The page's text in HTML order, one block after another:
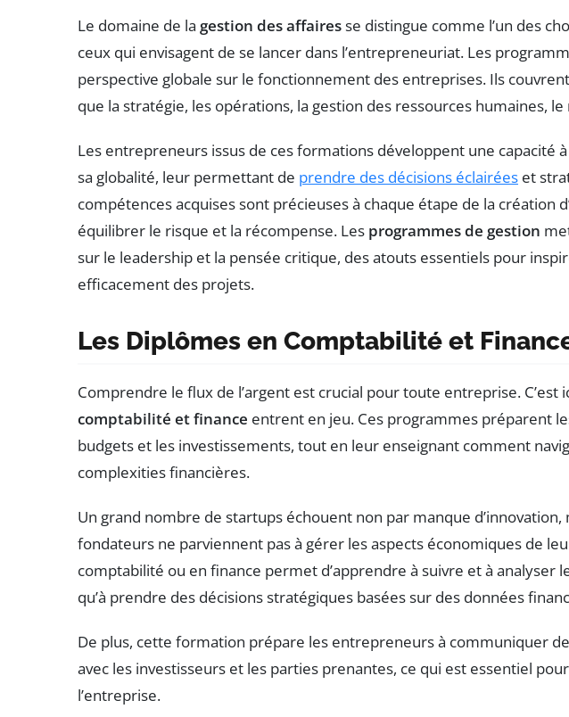
Le domaine de la gestion des affairesse distingue comme l’un des
ceux qui envisagent de se lancer dans l’entrepreneuriat. Les
perspective globale sur le fonctionnement des entreprises. Ils
que la stratégie, les opérations, la gestion des ressources humaines,
Les entrepreneurs issus de ces formations développent une capacité
sa globalité, leur permettant de prendre des décisions éclairées et
compétences acquises sont précieuses à chaque étape de la création
équilibrer le risque et la récompense. Les programmes de gestion
sur le leadership et la pensée critique, des atouts essentiels pour
efficacement des projets.
Les Diplômes en Comptabilité et
Comprendre le flux de l’argent est crucial pour toute entreprise. C’est
comptabilité et finance entrent en jeu. Ces programmes préparent
budgets et les investissements, tout en leur enseignant comment
complexities financières.
Un grand nombre de startups échouent non par manque d’innovation,
fondateurs ne parviennent pas à gérer les aspects économiques de
comptabilité ou en finance permet d’apprendre à suivre et à analyser
qu’à prendre des décisions stratégiques basées sur des données
De plus, cette formation prépare les entrepreneurs à communiquer
avec les investisseurs et les parties prenantes, ce qui est essentiel
l’entreprise.